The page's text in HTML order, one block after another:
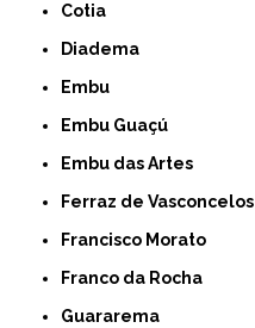
Cotia
Diadema
Embu
Embu Guaçú
Embu das Artes
Ferraz de Vasconcelos
Francisco Morato
Franco da Rocha
Guararema